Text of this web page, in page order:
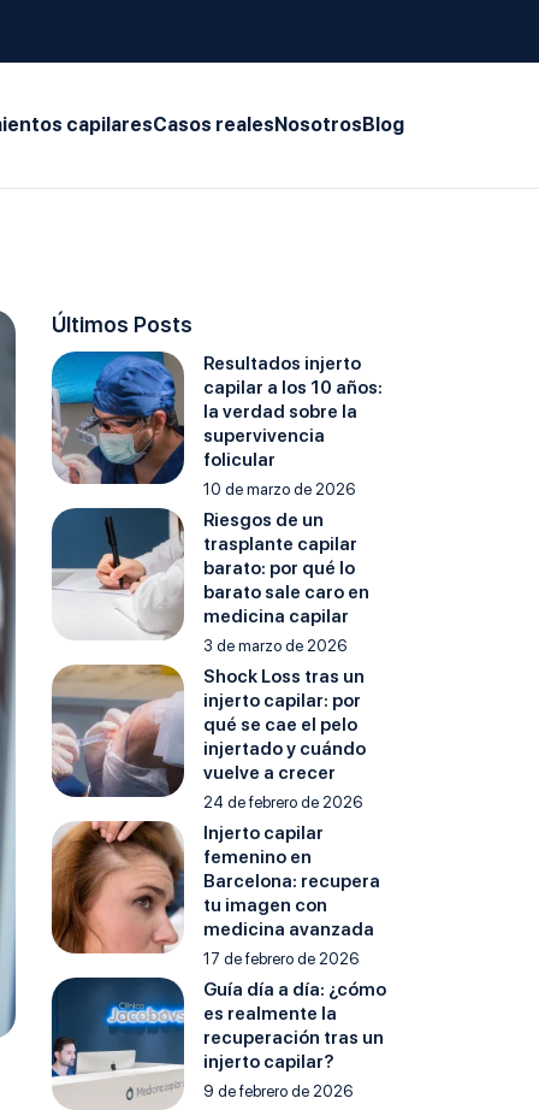
capilaresCasos realesNosotrosBlog
Últimos Posts
Resultados injerto
capilar a los 10 años:
la verdad sobre la
supervivencia
folicular
10 de marzo de 2026
Riesgos de un
trasplante capilar
barato: por qué lo
barato sale caro en
medicina capilar
3 de marzo de 2026
Shock Loss tras un
injerto capilar: por
qué se cae el pelo
injertado y cuándo
vuelve a crecer
24 de febrero de 2026
Injerto capilar
femenino en
Barcelona: recupera
tu imagen con
medicina avanzada
17 de febrero de 2026
Guía día a día: ¿cómo
es realmente la
recuperación tras un
injerto capilar?
9 de febrero de 2026